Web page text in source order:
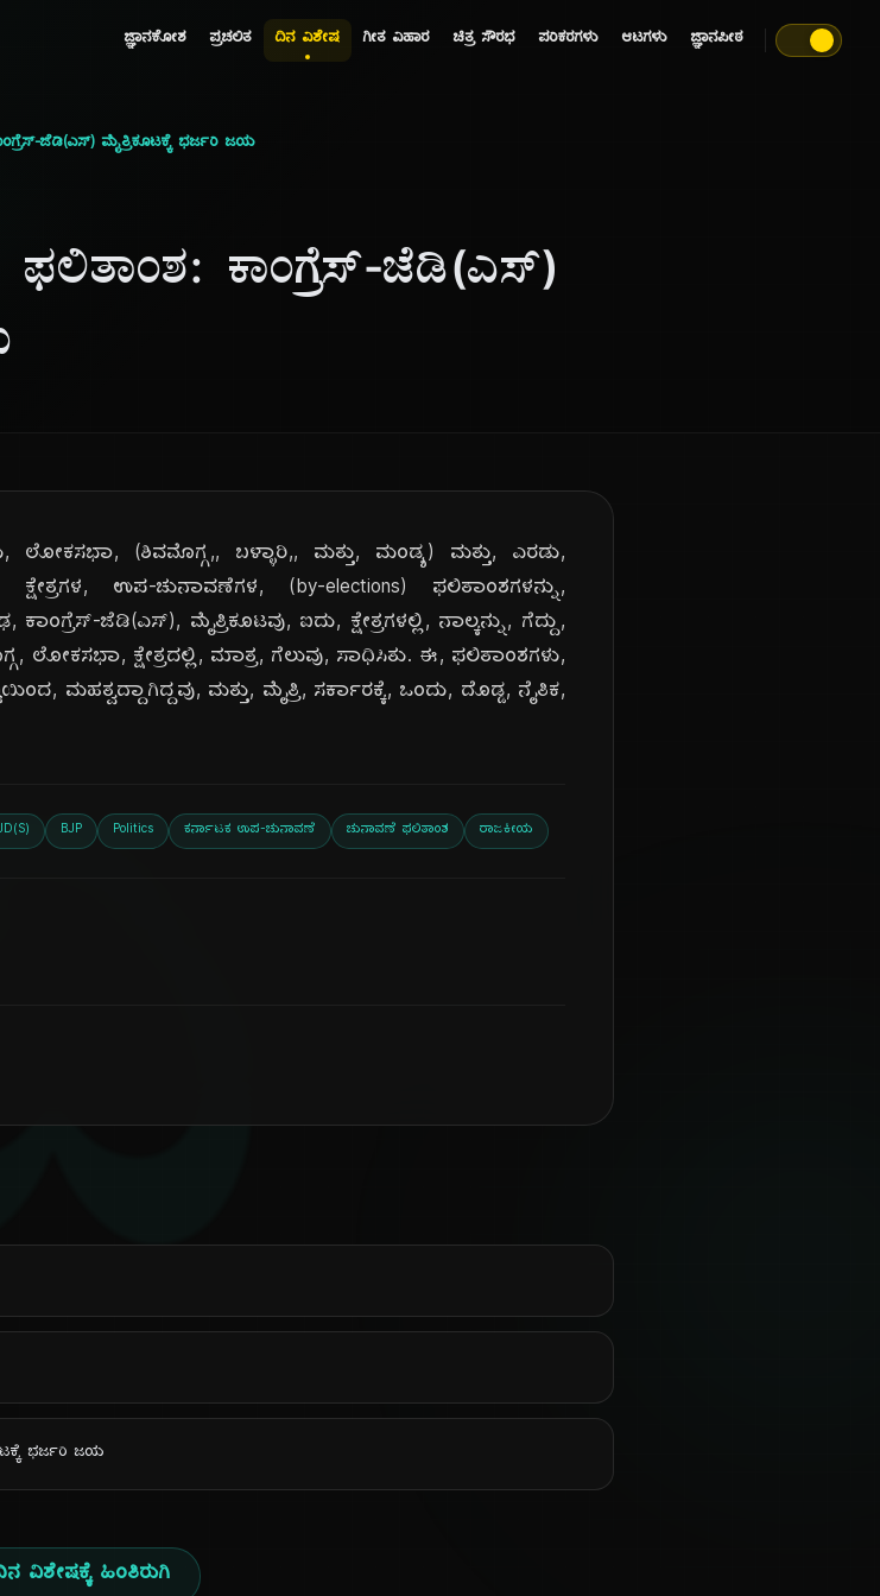
ಜ್ಞಾನಕೋಶ ಪ್ರಚಲಿತ ದಿನ ವಿಶೇಷ ಗೀತ ವಿಹಾರ ಚಿತ್ರ ಸೌರಭ ಪರಿಕರಗಳು ಆಟಗಳು ಜ್ಞಾನಪೀಠ
ಜೆಡಿ(ಎಸ್) ಮೈತ್ರಿಕೂಟಕ್ಕೆ ಭರ್ಜರಿ ಜಯ
ಕಾಂಗ್ರೆಸ್-ಜೆಡಿ(ಎಸ್)
(ಶಿವಮೊಗ್ಗ,, ಬಳ್ಳಾರಿ,, ಮತ್ತು, ಮಂಡ್ಯ) ಮತ್ತು, ಎರಡು,
ಉಪ-ಚುನಾವಣೆಗಳ, (by-elections) ಫಲಿತಾಂಶಗಳನ್ನು,
ಜೆಡಿ(ಎಸ್), ಮೈತ್ರಿಕೂಟವು, ಐದು, ಕ್ಷೇತ್ರಗಳಲ್ಲಿ, ನಾಲ್ಕನ್ನು, ಗೆದ್ದು,
ಕ್ಷೇತ್ರದಲ್ಲಿ, ಮಾತ್ರ, ಗೆಲುವು, ಸಾಧಿಸಿತು. ಈ, ಫಲಿತಾಂಶಗಳು,
ಮಹತ್ವದ್ದಾಗಿದ್ದವು, ಮತ್ತು, ಮೈತ್ರಿ, ಸರ್ಕಾರಕ್ಕೆ, ಒಂದು, ದೊಡ್ಡ, ನೈತಿಕ,
BJP Politics ಕರ್ನಾಟಕ ಉಪ-ಚುನಾವಣೆ ಚುನಾವಣೆ ಫಲಿತಾಂಶ ರಾಜಕೀಯ
ಭರ್ಜರಿ ಜಯ
ವಿಶೇಷಕ್ಕೆ ಹಿಂತಿರುಗಿ